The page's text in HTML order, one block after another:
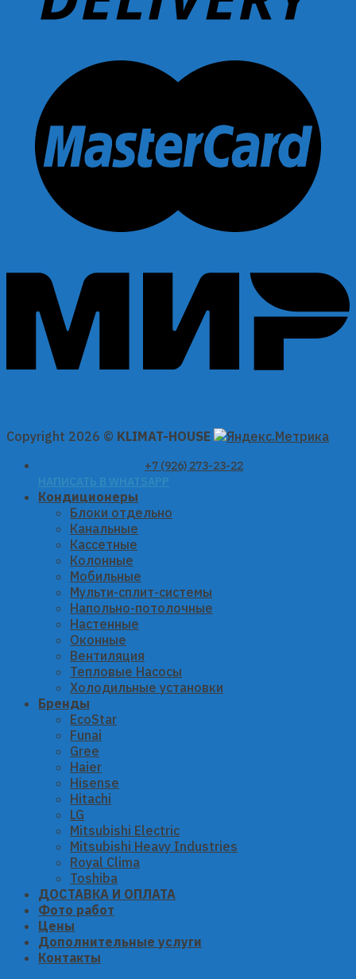
Copyright 2026 © KLIMAT-HOUSE
+7 (926) 273-23-22
НАПИСАТЬ В WHATSAPP
Кондиционеры
Блоки отдельно
Канальные
Кассетные
Колонные
Мобильные
Мульти-сплит-системы
Напольно-потолочные
Настенные
Оконные
Вентиляция
Тепловые Насосы
Холодильные установки
Бренды
EcoStar
Funai
Gree
Haier
Hisense
Hitachi
LG
Mitsubishi Electric
Mitsubishi Heavy Industries
Royal Clima
Toshiba
ДОСТАВКА И ОПЛАТА
Фото работ
Цены
Дополнительные услуги
Контакты